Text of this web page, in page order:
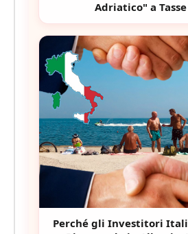
Tribunale di Tirana
di Euro-Beton 2005,
indagato per frode e
Albania